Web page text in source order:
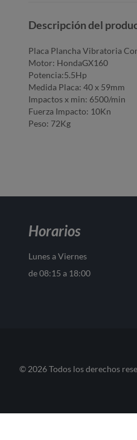
Descripción del
Placa Plancha Vibratoria
Motor: HondaGX160
Potencia:5.5Hp
Medida Placa: 40 x 59mm
Impactos x min: 6500/min
Fuerza Impacto: 10Kn
Peso: 72Kg
Horarios
Lunes a Viernes
de 08:15 a 18:00
© 2026 Todos los derechos